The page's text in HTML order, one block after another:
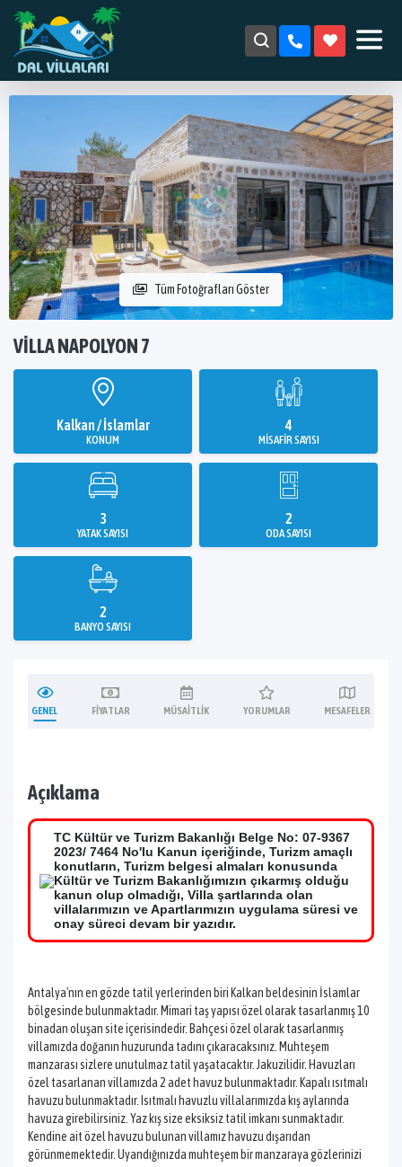
Tüm Fotoğrafları Göster
VILLA NAPOLYON 7
Kalkan / İslamlar
KONUM
4
MISAFIR SAYISI
3
YATAK SAYISI
2
ODA SAYISI
2
BANYO SAYISI
GENEL FIYATLAR MÜSAITLIK YORUMLAR MESAFELER
Açıklama
TC Kültür ve Turizm Bakanlığı Belge No: 07-9367
2023/ 7464 No'lu Kanun içeriğinde, Turizm amaçlı
konutların, Turizm belgesi almaları konusunda
Kültür ve Turizm Bakanlığımızın çıkarmış olduğu
kanun olup olmadığı, Villa şartlarında olan
villalarımızın ve Apartlarımızın uygulama süresi ve
onay süreci devam bir yazıdır.
Antalya'nın en gözde tatil yerlerinden biri Kalkan beldesinin İslamlar
bölgesinde bulunmaktadır. Mimari taş yapısı özel olarak tasarlanmış 10
binadan oluşan site içerisindedir. Bahçesi özel olarak tasarlanmış
villamızda doğanın huzurunda tadını çıkaracaksınız. Muhteşem
manzarası sizlere unutulmaz tatil yaşatacaktır. Jakuzilidir. Havuzları
özel tasarlanan villamızda 2 adet havuz bulunmaktadır. Kapalı ısıtmalı
havuzu bulunmaktadır. Isıtmalı havuzlu villalarımızda kış aylarında
havuza girebilirsiniz. Yaz kış size eksiksiz tatil imkanı sunmaktadır.
Kendine ait özel havuzu bulunan villamız havuzu dışarıdan
görünmemektedir. Uyandığınızda muhteşem bir manzaraya gözlerinizi